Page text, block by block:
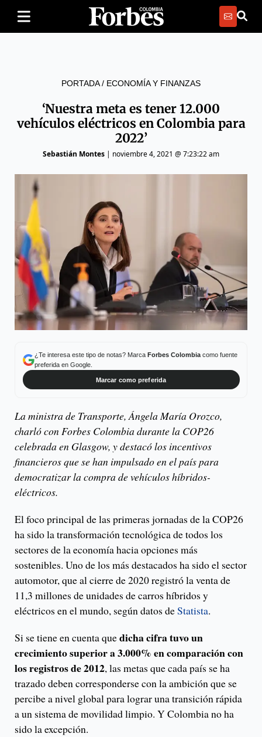
PORTADA/ ECONOMÍA Y FINANZAS
‘Nuestra meta es tener 12.000
vehículos eléctricos en Colombia para
2022’
Sebastián Montes | noviembre 4, 2021 @ 7:23:22 am
¿Te interesa este tipo de notas? Marca Forbes Colombiacomo fuente
preferida en Google.
Marcar como preferida
La ministra de Transporte, Ángela María Orozco,
charló con Forbes Colombia durante la COP26
celebrada en Glasgow, y destacó los incentivos
financieros que se han impulsado en el país para
democratizar la compra de vehículos híbridos-
eléctricos.
El foco principal de las primeras jornadas de la COP26
ha sido la transformación tecnológica de todos los
sectores de la economía hacia opciones más
sostenibles. Uno de los más destacados ha sido el sector
automotor, que al cierre de 2020 registró la venta de
11,3 millones de unidades de carros híbridos y
eléctricos en el mundo, según datos deStatista.
Si se tiene en cuenta quedicha cifra tuvo un
crecimiento superior a 3.000% en comparación con
los registros de 2012, las metas que cada país se ha
trazado deben corresponderse con la ambición que se
percibe a nivel global para lograr una transición rápida
a un sistema de movilidad limpio. Y Colombia no ha
sido la excepción.